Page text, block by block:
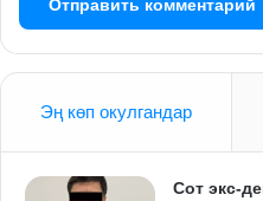
Эң көп окулгандар
Сот экс-